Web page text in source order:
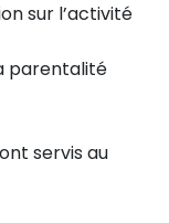
sur l’activité
parentalité
servis au